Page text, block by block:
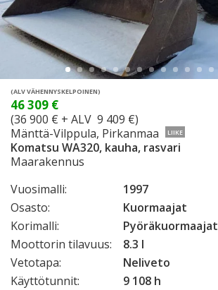
(ALV VÄHENNYSKELPOINEN)
46 309 €
(36 900 € + ALV 9 409 €)
Mänttä-Vilppula, Pirkanmaa
LIIKE
Komatsu WA320, kauha, rasvari
Maarakennus
Vuosimalli:
1997
Osasto:
Kuormaajat
Korimalli:
Pyöräkuormaajat
Moottorin tilavuus:
8.3 l
Vetotapa:
Neliveto
Käyttötunnit:
9 108 h